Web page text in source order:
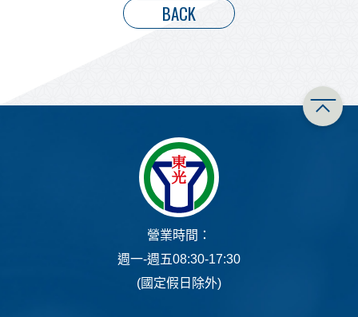
BACK
營業時間：
週一-週五08:30-17:30
(國定假日除外)